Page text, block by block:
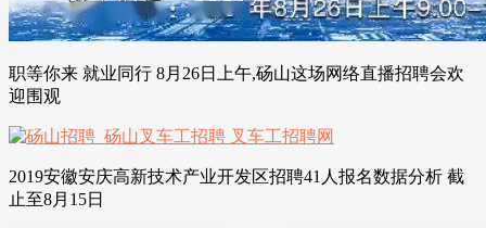
职等你来 就业同行 8月26日上午,砀山这场网络直播招聘会欢
迎围观
2019安徽安庆高新技术产业开发区招聘41人报名数据分析 截
止至8月15日